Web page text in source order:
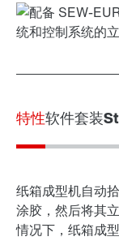
特性软件套装
纸箱成型机自动
涂胶，然后将其
情况下，纸箱成